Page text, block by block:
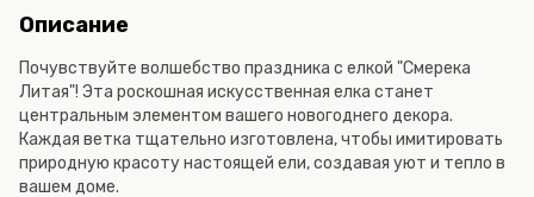
Описание
Почувствуйте волшебство праздника с елкой "Смерека
Литая"! Эта роскошная искусственная елка станет
центральным элементом вашего новогоднего декора.
Каждая ветка тщательно изготовлена, чтобы имитировать
природную красоту настоящей ели, создавая уют и тепло в
вашем доме.